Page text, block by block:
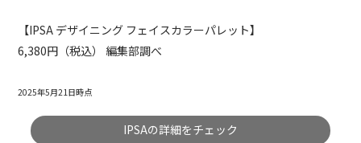
【IPSA デザイニング フェイスカラーパレット】
6,380円（税込） 編集部調べ
2025年5月21日時点
IPSAの詳細をチェック